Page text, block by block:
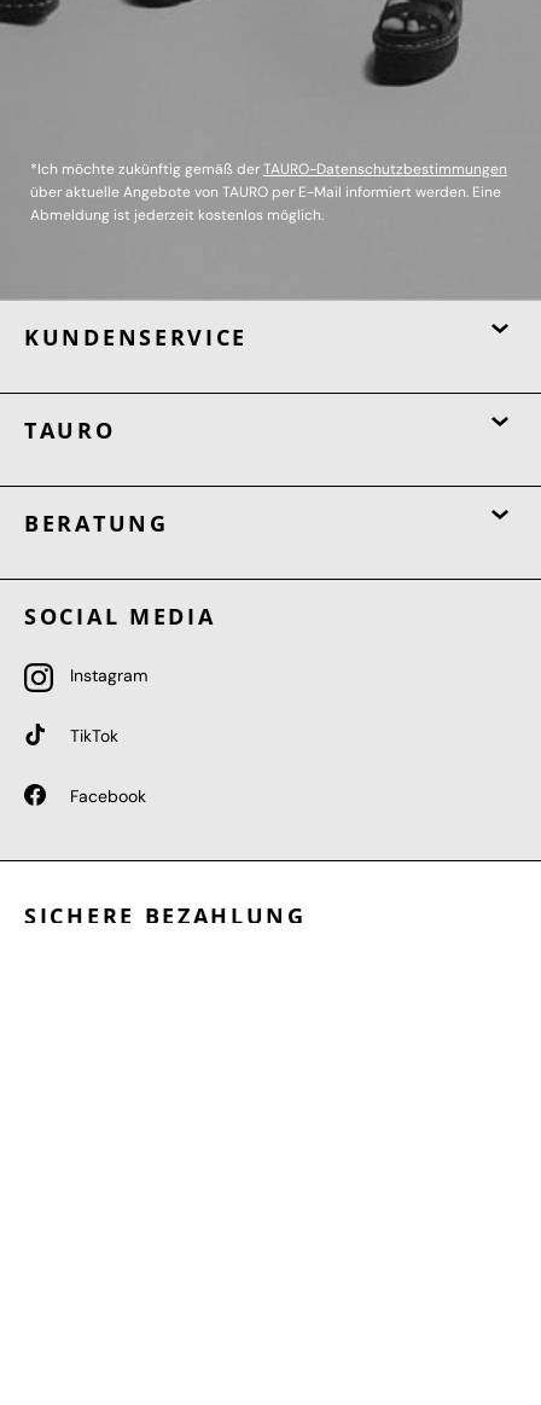
*Ich möchte zukünftig gemäß derTAURO-Datenschutzbestimmungen
über aktuelle Angebote von TAURO per E-Mail informiert werden. Eine
Abmeldung ist jederzeit kostenlos möglich.
KUNDENSERVICE
TAURO
BERATUNG
SOCIAL MEDIA
Instagram
TikTok
Facebook
SICHERE BEZAHLUNG